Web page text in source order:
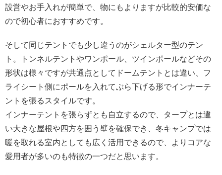
設営やお手入れが簡単で、物にもよりますが比較的安価な
ので初心者におすすめです。
そして同じテントでも少し違うのがシェルター型のテン
ト。トンネルテントやワンポール、ツインポールなどその
形状は様々ですが共通点としてドームテントとは違い、フ
ライシート側にポールを入れてぶら下げる形でインナーテ
ントを張るスタイルです。
インナーテントを張らずとも自立するので、タープとは違
い大きな屋根や四方を囲う壁を確保でき、冬キャンプでは
暖を取れる室内としても広く活用できるので、よりコアな
愛用者が多いのも特徴の一つだと思います。